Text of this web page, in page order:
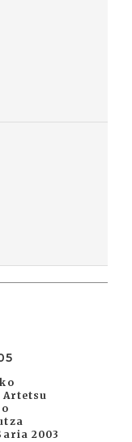
Artetsu
2003